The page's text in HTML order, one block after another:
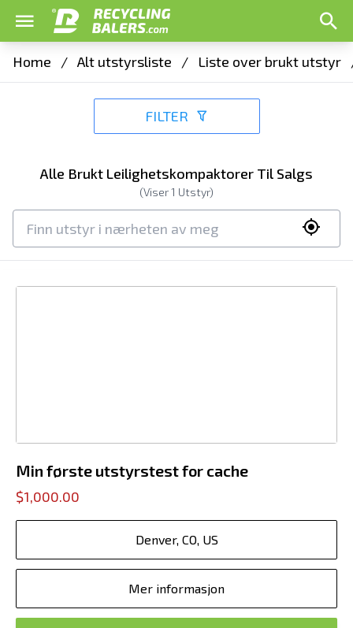
Home / Alt utstyrsliste / Liste over brukt utstyr
FILTER
Alle Brukt Leilighetskompaktorer Til Salgs
(Viser1 Utstyr)
Min første utstyrstest for cache
$1,000.00
Denver, CO, US
Mer informasjon